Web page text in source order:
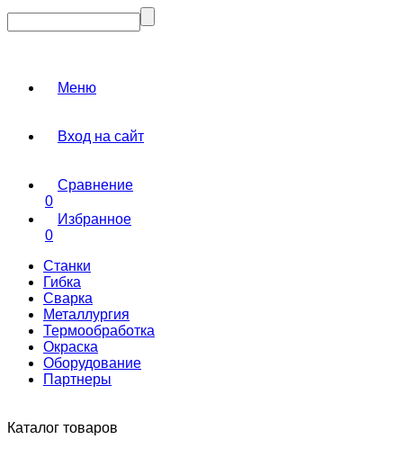
Меню
Вход на сайт
Сравнение
0
Избранное
0
Станки
Гибка
Сварка
Металлургия
Термообработка
Окраска
Оборудование
Партнеры
Каталог товаров